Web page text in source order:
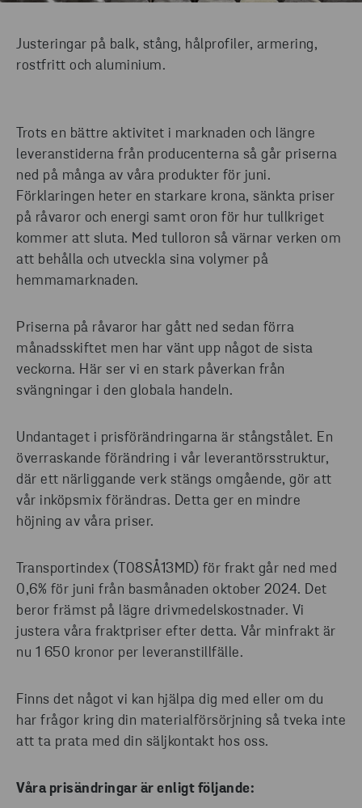
Justeringar på balk, stång, hålprofiler, armering,
rostfritt och aluminium.
Trots en bättre aktivitet i marknaden och längre
leveranstiderna från producenterna så går priserna
ned på många av våra produkter för juni.
Förklaringen heter en starkare krona, sänkta priser
på råvaror och energi samt oron för hur tullkriget
kommer att sluta. Med tulloron så värnar verken om
att behålla och utveckla sina volymer på
hemmamarknaden.
Priserna på råvaror har gått ned sedan förra
månadsskiftet men har vänt upp något de sista
veckorna. Här ser vi en stark påverkan från
svängningar i den globala handeln.
Undantaget i prisförändringarna är stångstålet. En
överraskande förändring i vår leverantörsstruktur,
där ett närliggande verk stängs omgående, gör att
vår inköpsmix förändras. Detta ger en mindre
höjning av våra priser.
Transportindex (T08SÅ13MD) för frakt går ned med
0,6% för juni från basmånaden oktober 2024. Det
beror främst på lägre drivmedelskostnader. Vi
justera våra fraktpriser efter detta. Vår minfrakt är
nu 1 650 kronor per leveranstillfälle.
Finns det något vi kan hjälpa dig med eller om du
har frågor kring din materialförsörjning så tveka inte
att ta prata med din säljkontakt hos oss.
Våra prisändringar är enligt följande: